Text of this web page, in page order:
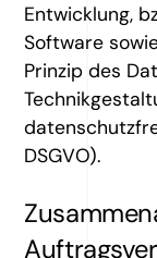
Entwicklung,
Software
Prinzip des
DSGVO).